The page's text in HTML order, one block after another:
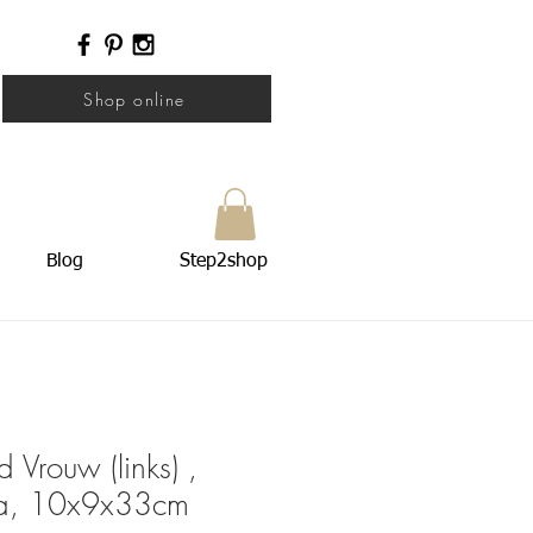
Shop online
Blog Step2shop
Vrouw (links) ,
10x9x33cm